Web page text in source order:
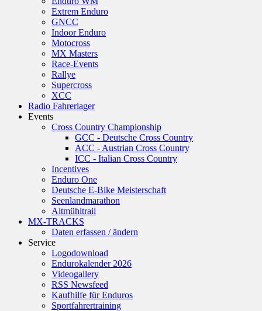
Extrem Enduro
GNCC
Indoor Enduro
Motocross
MX Masters
Race-Events
Rallye
Supercross
XCC
Radio Fahrerlager
Events
Cross Country Championship
GCC - Deutsche Cross Country
ACC - Austrian Cross Country
ICC - Italian Cross Country
Incentives
Enduro One
Deutsche E-Bike Meisterschaft
Seenlandmarathon
Altmühltrail
MX-TRACKS
Daten erfassen / ändern
Service
Logodownload
Endurokalender 2026
Videogallery
RSS Newsfeed
Kaufhilfe für Enduros
Sportfahrertraining